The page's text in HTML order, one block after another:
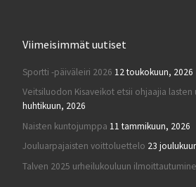
Viimeisimmät uutiset
Sportti -päiväleiri 2026 12 toukokuun, 2026
Veitsiluodon Kisaveikot etsii ohjaajia lasten
huhtikuun, 2026
Naisten kuntojumppa 11 tammikuun, 2026
Jouluarpajaisten voittoluettelo 23
Talven 2025 urheilukouluun